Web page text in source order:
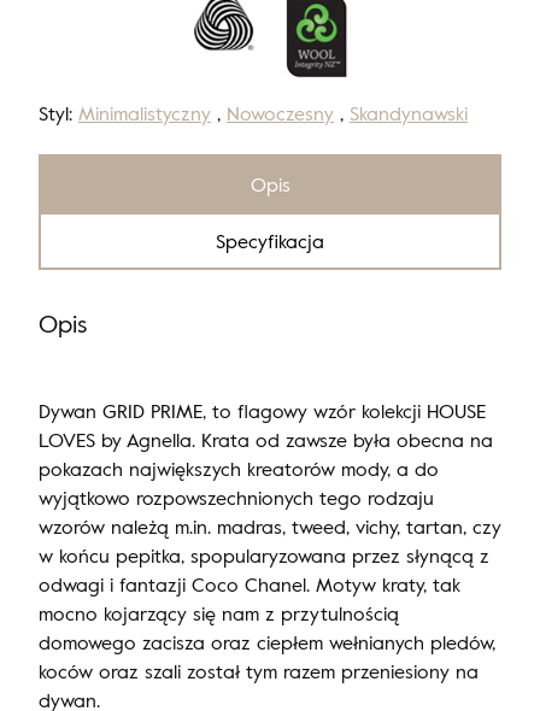
Styl: Minimalistyczny , Nowoczesny , Skandynawski
Opis
Specyfikacja
Opis
Dywan GRID PRIME, to flagowy wzór kolekcji HOUSE
LOVES by Agnella. Krata od zawsze była obecna na
pokazach największych kreatorów mody, a do
wyjątkowo rozpowszechnionych tego rodzaju
wzorów należą m.in. madras, tweed, vichy, tartan, czy
w końcu pepitka, spopularyzowana przez słynącą z
odwagi i fantazji Coco Chanel. Motyw kraty, tak
mocno kojarzący się nam z przytulnością
domowego zacisza oraz ciepłem wełnianych pledów,
koców oraz szali został tym razem przeniesiony na
dywan.